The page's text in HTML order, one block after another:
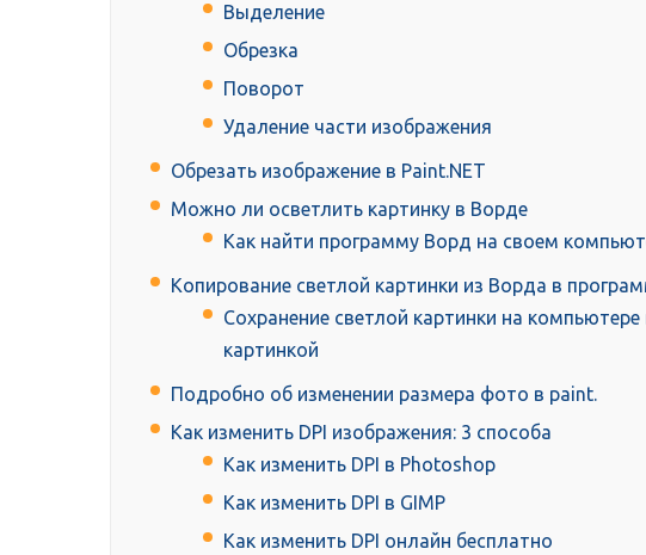
Выделение
Обрезка
Поворот
Удаление части изображения
Обрезать изображение в Paint.NET
Можно ли осветлить картинку в Ворде
Как найти программу Ворд на своем
Копирование светлой картинки из Ворда в
Сохранение светлой картинки на
картинкой
Подробно об изменении размера фото в paint.
Как изменить DPI изображения: 3 способа
Как изменить DPI в Photoshop
Как изменить DPI в GIMP
Как изменить DPI онлайн бесплатно